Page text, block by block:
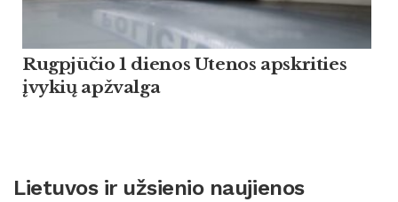
Rugpjūčio 1 dienos Utenos apskrities
įvykių apžvalga
Lietuvos ir užsienio naujienos